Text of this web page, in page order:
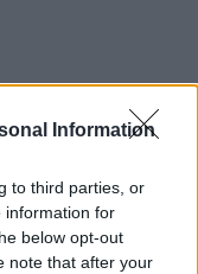
Information
to third parties, or
information for
below opt-out
note that after your